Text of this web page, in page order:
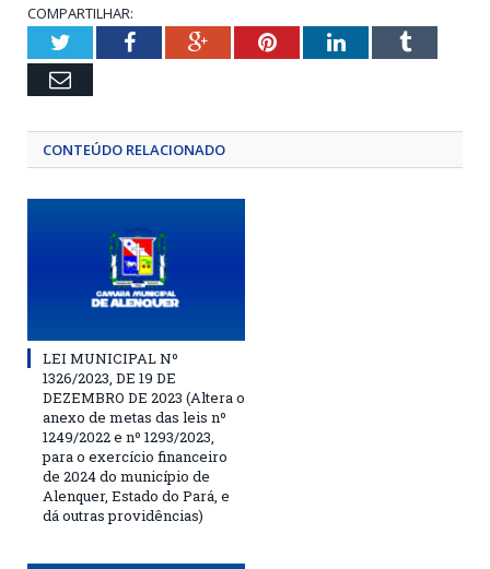
COMPARTILHAR:
TwitterFacebookGoogle+PinterestLinkedInTumblr
Email
CONTEÚDO RELACIONADO
LEI MUNICIPAL Nº
1326/2023, DE 19 DE
DEZEMBRO DE 2023 (Altera o
anexo de metas das leis nº
1249/2022 e nº 1293/2023,
para o exercício financeiro
de 2024 do município de
Alenquer, Estado do Pará, e
dá outras providências)